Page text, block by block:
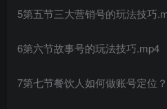
5第五节三大营销号的玩法技巧
6第六节故事号的玩法技巧.mp4
7第七节餐饮人如何做账号定位